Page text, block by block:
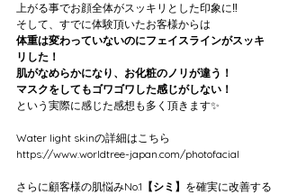
上がる事でお顔全体がスッキリとした印象に‼️
そして、すでに体験頂いたお客様からは
体重は変わっていないのにフェイスラインがスッキ
リした！
肌がなめらかになり、お化粧のノリが違う！
マスクをしてもゴワゴワした感じがしない！
という実際に感じた感想も多く頂きます✨
Water light skinの詳細はこちら
https://www.worldtree-japan.com/photofacial
さらに顧客様の肌悩みNo.1 【シミ】 を確実に改善する